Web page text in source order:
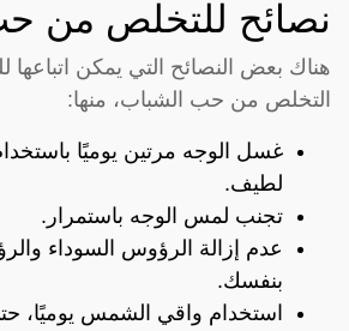
نصائح للتخلص من
هناك بعض النصائح التي يمكن
التخلص من حب الشباب، منها:
غسل الوجه مرتين يوميًا
لطيف.
تجنب لمس الوجه باستمرار.
عدم إزالة الرؤوس السوداء
بنفسك.
استخدام واقي الشمس يوميًا،